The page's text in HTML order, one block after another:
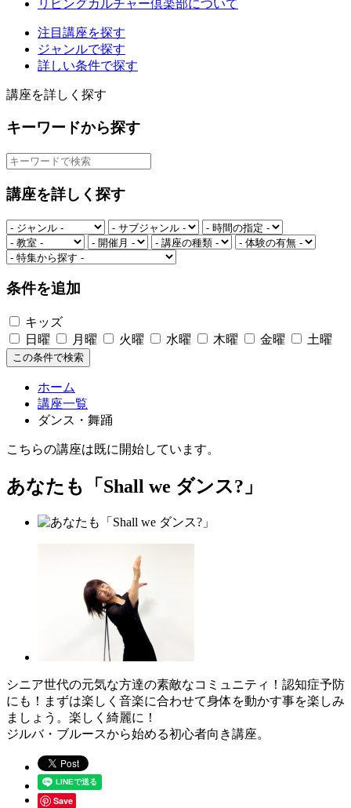
リビングカルチャー倶楽部について
注目講座を探す
ジャンルで探す
詳しい条件で探す
講座を詳しく探す
キーワードから探す
講座を詳しく探す
条件を追加
キッズ
日曜
月曜 火曜 水曜 木曜 金曜 土曜
この条件で検索
ホーム
講座一覧
ダンス・舞踊
こちらの講座は既に開始しています。
あなたも「Shall we ダンス?」
シニア世代の元気な方達の素敵なコミュニティ！認知症予防
にも！まずは楽しく音楽に合わせて身体を動かす事を楽しみ
ましょう。楽しく綺麗に！
ジルバ・ブルースから始める初心者向き講座。
Save